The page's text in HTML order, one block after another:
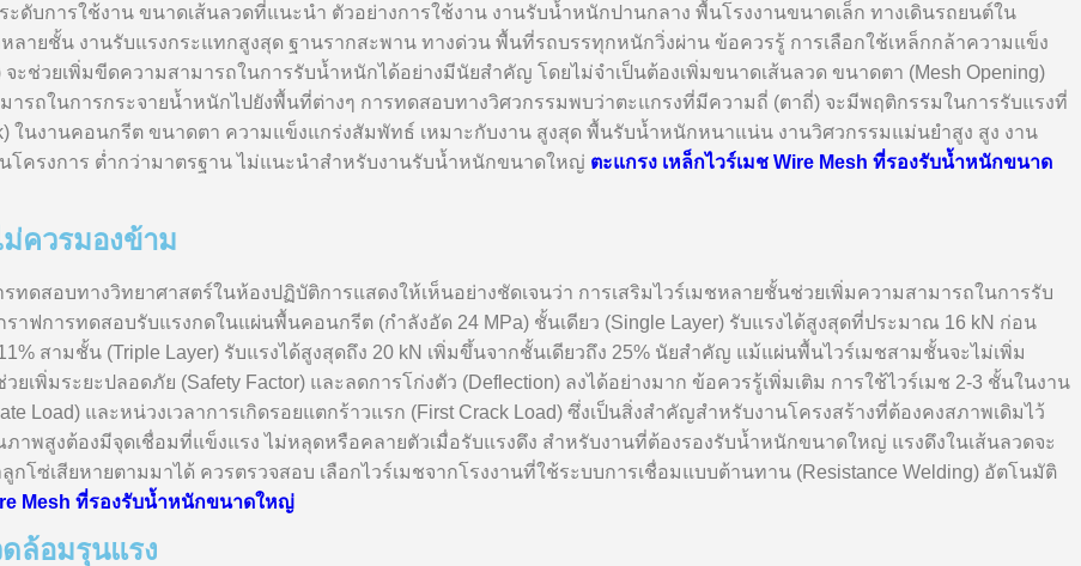
ดับการใช้งาน ขนาดเส้นลวดที่แนะนำ ตัวอย่างการใช้งาน งานรับน้ำหนักปานกลาง พื้นโรงงานขนาดเล็ก ทางเดินรถยนต์ใน
ายชั้น งานรับแรงกระแทกสูงสุด ฐานรากสะพาน ทางด่วน พื้นที่รถบรรทุกหนักวิ่งผ่าน ข้อควรรู้ การเลือกใช้เหล็กกล้าความแข็ง
จะช่วยเพิ่มขีดความสามารถในการรับน้ำหนักได้อย่างมีนัยสำคัญ โดยไม่จำเป็นต้องเพิ่มขนาดเส้นลวด ขนาดตา (Mesh Opening)
ารถในการกระจายน้ำหนักไปยังพื้นที่ต่างๆ การทดสอบทางวิศวกรรมพบว่าตะแกรงที่มีความถี่ (ตาถี่) จะมีพฤติกรรมในการรับแรงที่
ในงานคอนกรีต ขนาดตา ความแข็งแกร่งสัมพัทธ์ เหมาะกับงาน สูงสุด พื้นรับน้ำหนักหนาแน่น งานวิศวกรรมแม่นยำสูง สูง งาน
ครงการ ต่ำกว่ามาตรฐาน ไม่แนะนำสำหรับงานรับน้ำหนักขนาดใหญ่ ตะแกรง เหล็กไวร์เมช Wire Mesh ที่รองรับน้ำหนักขนาด
ควรมองข้าม
ดสอบทางวิทยาศาสตร์ในห้องปฏิบัติการแสดงให้เห็นอย่างชัดเจนว่า การเสริมไวร์เมชหลายชั้นช่วยเพิ่มความสามารถในการรับ
าฟการทดสอบรับแรงกดในแผ่นพื้นคอนกรีต (กำลังอัด 24 MPa) ชั้นเดียว (Single Layer) รับแรงได้สูงสุดที่ประมาณ 16 kN ก่อน
สามชั้น (Triple Layer) รับแรงได้สูงสุดถึง 20 kN เพิ่มขึ้นจากชั้นเดียวถึง 25% นัยสำคัญ แม้แผ่นพื้นไวร์เมชสามชั้นจะไม่เพิ่ม
เพิ่มระยะปลอดภัย (Safety Factor) และลดการโก่งตัว (Deflection) ลงได้อย่างมาก ข้อควรรู้เพิ่มเติม การใช้ไวร์เมช 2-3 ชั้นในงาน
Load) และหน่วงเวลาการเกิดรอยแตกร้าวแรก (First Crack Load) ซึ่งเป็นสิ่งสำคัญสำหรับงานโครงสร้างที่ต้องคงสภาพเดิมไว้
พสูงต้องมีจุดเชื่อมที่แข็งแรง ไม่หลุดหรือคลายตัวเมื่อรับแรงดึง สำหรับงานที่ต้องรองรับน้ำหนักขนาดใหญ่ แรงดึงในเส้นลวดจะ
โซ่เสียหายตามมาได้ ควรตรวจสอบ เลือกไวร์เมชจากโรงงานที่ใช้ระบบการเชื่อมแบบต้านทาน (Resistance Welding) อัตโนมัติ
Mesh ที่รองรับน้ำหนักขนาดใหญ่
ล้อมรุนแรง